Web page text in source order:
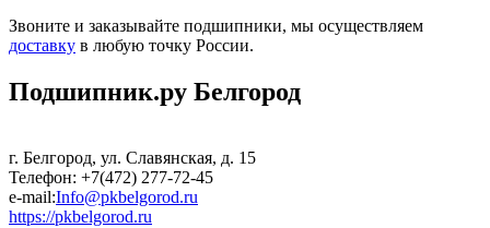
Звоните и заказывайте подшипники, мы осуществляем
доставку в любую точку России.
Подшипник.ру Белгород
г. Белгород, ул. Славянская, д. 15
Телефон: +7(472) 277-72-45
е-mail:Info@pkbelgorod.ru
https://pkbelgorod.ru